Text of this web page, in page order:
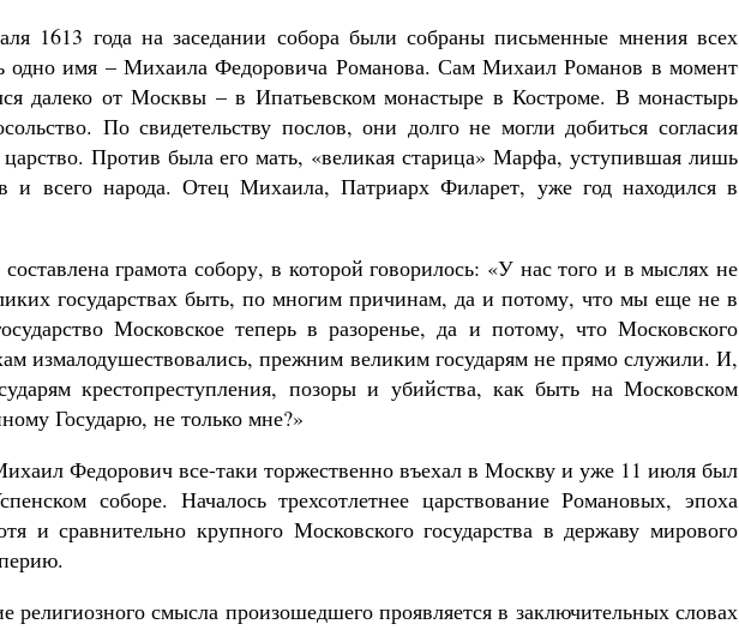
1613 года на заседании собора были собраны письменные мнения всех
одно имя – Михаила Федоровича Романова. Сам Михаил Романов в момент
далеко от Москвы – в Ипатьевском монастыре в Костроме. В монастырь
По свидетельству послов, они долго не могли добиться согласия
Против была его мать, «великая старица» Марфа, уступившая лишь
и всего народа. Отец Михаила, Патриарх Филарет, уже год находился в
грамота собору, в которой говорилось: «У нас того и в мыслях не
государствах быть, по многим причинам, да и потому, что мы еще не в
Московское теперь в разоренье, да и потому, что Московского
измалодушествовались, прежним великим государям не прямо служили. И,
крестопреступления, позоры и убийства, как быть на Московском
Государю, не только мне?»
Федорович все-таки торжественно въехал в Москву и уже 11 июля был
соборе. Началось трехсотлетнее царствование Романовых, эпоха
и сравнительно крупного Московского государства в державу мирового
религиозного смысла произошедшего проявляется в заключительных словах